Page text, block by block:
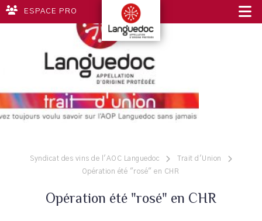
ESPACE PRO
Syndicat des vins de l'AOC Languedoc
Trait d'Union
Opération été "rosé" en CHR
Opération été "rosé" en CHR